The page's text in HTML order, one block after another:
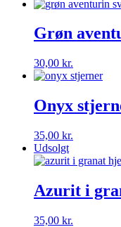
Grøn
30,00 kr.
Onyx
35,00 kr.
Udsolgt
Azurit i
35,00 kr.